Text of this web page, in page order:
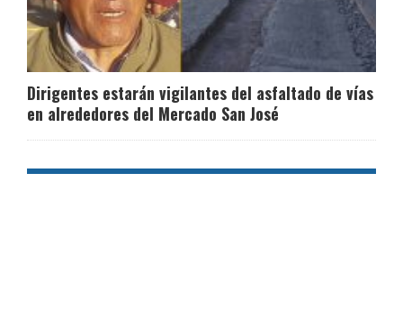
Dirigentes estarán vigilantes del asfaltado de vías
en alrededores del Mercado San José